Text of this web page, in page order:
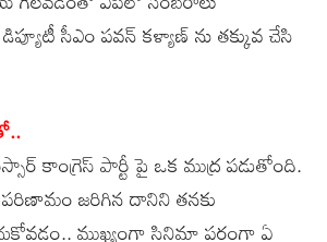
సీఎం పవన్ కళ్యాణ్ ను తక్కువ చేసి
కాంగ్రెస్ పార్టీ పై ఒక ముద్ర పడుతోంది.
జరిగిన దానిని తనకు
ముఖ్యంగా సినిమా పరంగా ఏ